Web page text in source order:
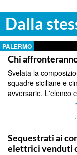
Dalla
PALERMO
Chi
Svelata la
squadre siciliane e
avversarie. L'elenco
Sequestrati ai
elettrici venduti